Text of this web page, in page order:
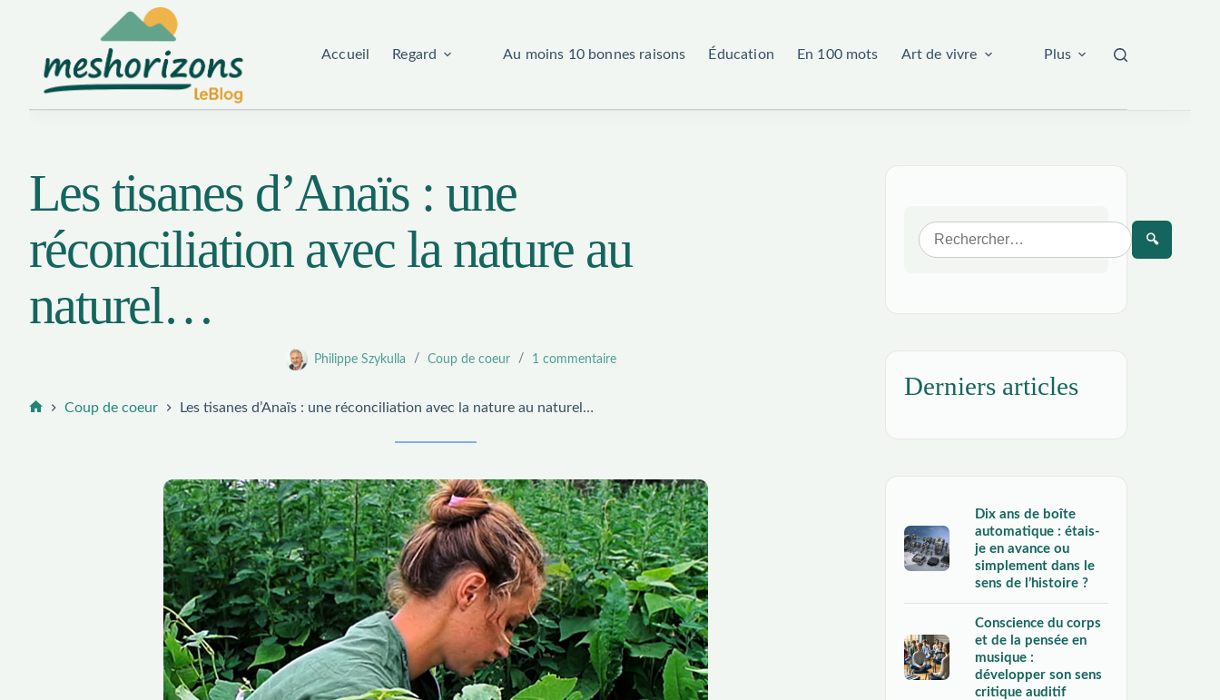
contenu
Accueil Regard Au moins 10 bonnes raisons Éducation En 100 mots Art de vivre Plus
Les tisanes d’Anaïs : une
réconciliation avec la nature au
naturel…
Philippe Szykulla Coup de coeur 1 commentaire
Coup de coeur Les tisanes d’Anaïs : une réconciliation avec la nature au naturel…
🔍
Derniers articles
Dix ans de boîte
automatique : étais-
je en avance ou
simplement dans le
sens de l’histoire ?
Conscience du corps
et de la pensée en
musique :
développer son sens
critique auditif